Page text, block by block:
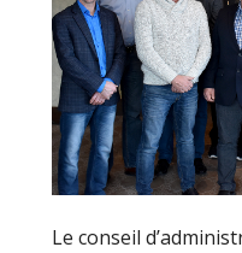
Le conseil